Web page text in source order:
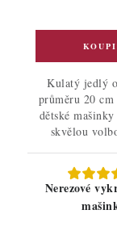
Kulatý jedlý
průměru 20
dětské
skvělou
Nerezové